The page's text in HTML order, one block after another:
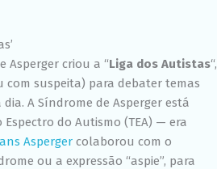
Asperger criou a “Liga dos Autistas“,
com suspeita) para debater temas
A Síndrome de Asperger está
do Autismo (TEA) — era
Asperger colaborou com o
ou a expressão “aspie”, para
melhor
possível
durante a sua
visita. Se você
recusar esses
cookies,
algumas
funcionalidades